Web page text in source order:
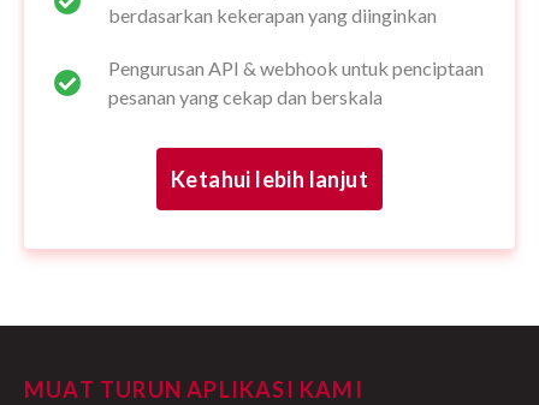
berdasarkan kekerapan yang diinginkan
Pengurusan API & webhook untuk penciptaan
pesanan yang cekap dan berskala
Ketahui lebih lanjut
MUAT TURUN APLIKASI KAMI